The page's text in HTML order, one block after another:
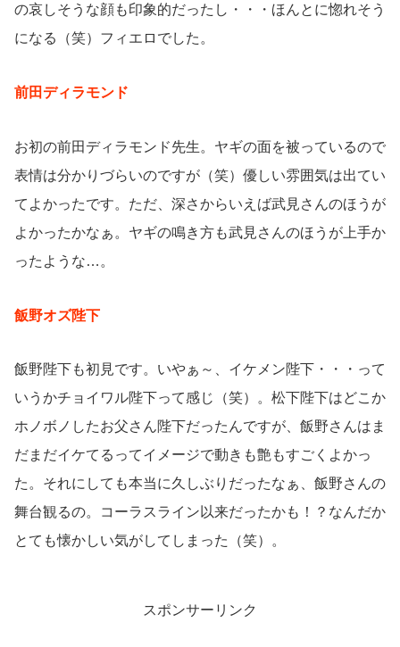
の哀しそうな顔も印象的だったし・・・ほんとに惚れそう
になる（笑）フィエロでした。
前田ディラモンド
お初の前田ディラモンド先生。ヤギの面を被っているので
表情は分かりづらいのですが（笑）優しい雰囲気は出てい
てよかったです。ただ、深さからいえば武見さんのほうが
よかったかなぁ。ヤギの鳴き方も武見さんのほうが上手か
ったような…。
飯野オズ陛下
飯野陛下も初見です。いやぁ～、イケメン陛下・・・って
いうかチョイワル陛下って感じ（笑）。松下陛下はどこか
ホノボノしたお父さん陛下だったんですが、飯野さんはま
だまだイケてるってイメージで動きも艶もすごくよかっ
た。それにしても本当に久しぶりだったなぁ、飯野さんの
舞台観るの。コーラスライン以来だったかも！？なんだか
とても懐かしい気がしてしまった（笑）。
スポンサーリンク